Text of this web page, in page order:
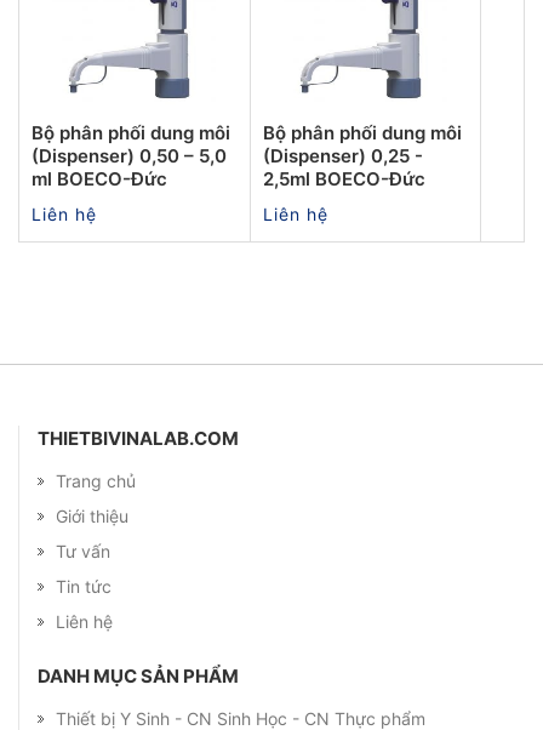
Bộ phân phối dung môi
(Dispenser) 0,50 – 5,0
ml BOECO-Đức
Liên hệ
Bộ phân phối dung môi
(Dispenser) 0,25 -
2,5ml BOECO-Đức
Liên hệ
THIETBIVINALAB.COM
Trang chủ
Giới thiệu
Tư vấn
Tin tức
Liên hệ
DANH MỤC SẢN PHẨM
Thiết bị Y Sinh - CN Sinh Học - CN Thực phẩm